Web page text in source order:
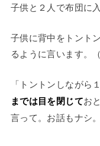
子供と２人で布団に
子供に背中をトント
るように言います。
「トントンしながら
までは目を閉じてお
言って。お話もナシ。